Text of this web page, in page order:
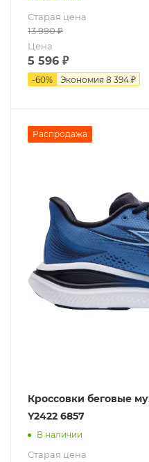
Старая цена
13 990₽
Цена
5 596 ₽
-60% Экономия 8 394 ₽
Распродажа
Кроссовки беговые
Y2422 6857
В наличии
Старая цена